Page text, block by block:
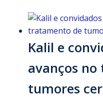
Kalil e
avanços
tumores